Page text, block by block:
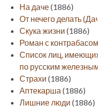
На даче(1886)
От нечего делать
Скука жизни (1886)
Роман с контрабасом
Список лиц,
по русским
Страхи (1886)
Аптекарша (1886)
Лишние люди (1886)